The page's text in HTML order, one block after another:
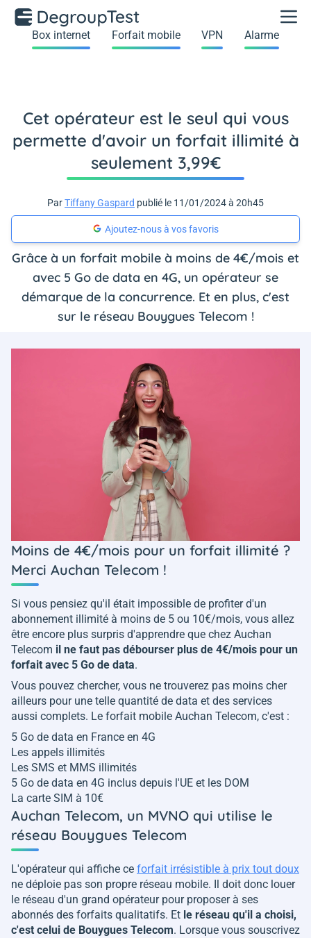
Box internet Forfait mobile VPN Alarme
Cet opérateur est le seul qui vous
permette d'avoir un forfait illimité à
seulement 3,99€
ParTiffany Gaspard publié le 11/01/2024 à 20h45
Ajoutez-nous à vos favoris
Grâce à un forfait mobile à moins de 4€/mois et
avec 5 Go de data en 4G, un opérateur se
démarque de la concurrence. Et en plus, c'est
sur le réseau Bouygues Telecom !
Moins de 4€/mois pour un forfait illimité ?
Merci Auchan Telecom !
Si vous pensiez qu'il était impossible de profiter d'un
abonnement illimité à moins de 5 ou 10€/mois, vous allez
être encore plus surpris d'apprendre que chez Auchan
Telecom il ne faut pas débourser plus de 4€/mois pour un
forfait avec 5 Go de data.
Vous pouvez chercher, vous ne trouverez pas moins cher
ailleurs pour une telle quantité de data et des services
aussi complets. Le forfait mobile Auchan Telecom, c'est :
5 Go de data en France en 4G
Les appels illimités
Les SMS et MMS illimités
5 Go de data en 4G inclus depuis l'UE et les DOM
La carte SIM à 10€
Auchan Telecom, un MVNO qui utilise le
réseau Bouygues Telecom
L'opérateur qui affiche ce forfait irrésistible à prix tout doux
ne déploie pas son propre réseau mobile. Il doit donc louer
le réseau d'un grand opérateur pour proposer à ses
abonnés des forfaits qualitatifs. Et le réseau qu'il a choisi,
c'est celui de Bouygues Telecom. Lorsque vous souscrivez